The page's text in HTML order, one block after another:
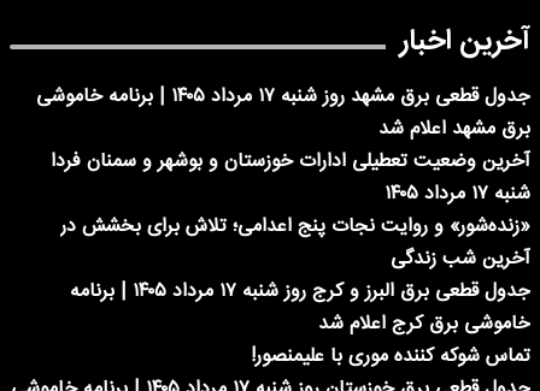
آخرین اخبار
جدول قطعی برق مشهد روز شنبه ۱۷ مرداد ۱۴۰۵ | برنامه خاموشی
برق مشهد اعلام شد
آخرین وضعیت تعطیلی ادارات خوزستان و بوشهر و سمنان فردا
شنبه ۱۷ مرداد ۱۴۰۵
«زنده‌شور» و روایت نجات پنج اعدامی؛ تلاش برای بخشش در
آخرین شب زندگی
جدول قطعی برق البرز و کرج روز شنبه ۱۷ مرداد ۱۴۰۵ | برنامه
خاموشی برق کرج اعلام شد
تماس شوکه کننده موری با علیمنصور!